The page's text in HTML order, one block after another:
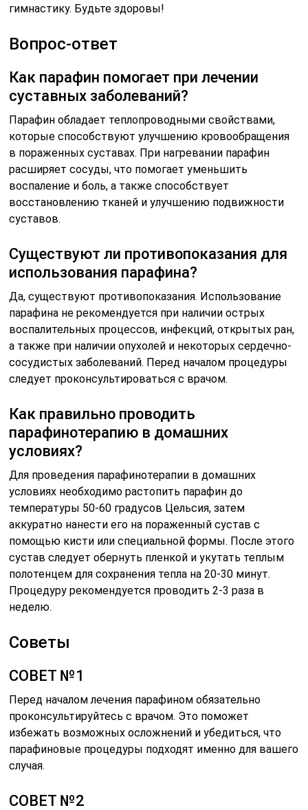
гимнастику. Будьте здоровы!
Вопрос-ответ
Как парафин помогает при лечении
суставных заболеваний?
Парафин обладает теплопроводными свойствами,
которые способствуют улучшению кровообращения
в пораженных суставах. При нагревании парафин
расширяет сосуды, что помогает уменьшить
воспаление и боль, а также способствует
восстановлению тканей и улучшению подвижности
суставов.
Существуют ли противопоказания для
использования парафина?
Да, существуют противопоказания. Использование
парафина не рекомендуется при наличии острых
воспалительных процессов, инфекций, открытых ран,
а также при наличии опухолей и некоторых сердечно-
сосудистых заболеваний. Перед началом процедуры
следует проконсультироваться с врачом.
Как правильно проводить
парафинотерапию в домашних
условиях?
Для проведения парафинотерапии в домашних
условиях необходимо растопить парафин до
температуры 50-60 градусов Цельсия, затем
аккуратно нанести его на пораженный сустав с
помощью кисти или специальной формы. После этого
сустав следует обернуть пленкой и укутать теплым
полотенцем для сохранения тепла на 20-30 минут.
Процедуру рекомендуется проводить 2-3 раза в
неделю.
Советы
СОВЕТ №1
Перед началом лечения парафином обязательно
проконсультируйтесь с врачом. Это поможет
избежать возможных осложнений и убедиться, что
парафиновые процедуры подходят именно для вашего
случая.
СОВЕТ №2